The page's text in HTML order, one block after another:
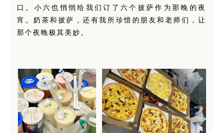
口。小六也悄悄给我们订了六个披萨作为那晚的夜
宵。奶茶和披萨，还有我所珍惜的朋友和老师们，让
那个夜晚极其美妙。